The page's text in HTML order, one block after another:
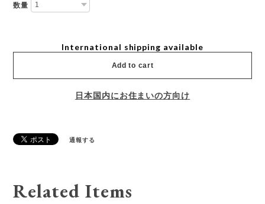
数量
International shipping available
Add to cart
日本国内にお住まいの方向け
通報する
Related Items